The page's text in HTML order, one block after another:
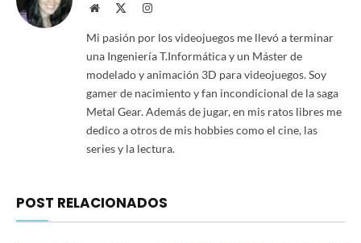
Website Instagram
Mi pasión por los videojuegos me llevó a terminar
una Ingeniería T.Informática y un Máster de
modelado y animación 3D para videojuegos. Soy
gamer de nacimiento y fan incondicional de la saga
Metal Gear. Además de jugar, en mis ratos libres me
dedico a otros de mis hobbies como el cine, las
series y la lectura.
POST RELACIONADOS